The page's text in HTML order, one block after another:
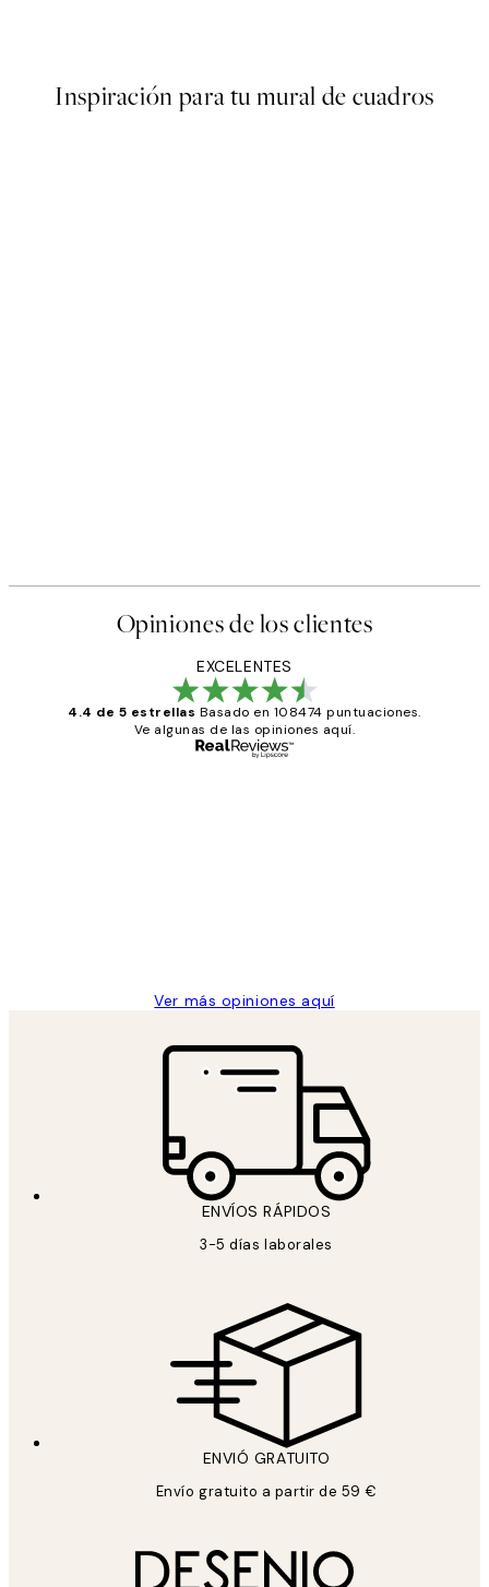
Inspiración para tu mural de cuadros
Opiniones de los clientes
EXCELENTES
4.4 de 5 estrellas Basado en 108474 puntuaciones.
Ve algunas de las opiniones aquí.
Ver más opiniones aquí
ENVÍOS RÁPIDOS
3-5 días laborales
ENVIÓ GRATUITO
Envío gratuito a partir de 59 €